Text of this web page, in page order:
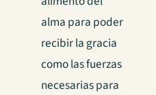
alma para poder
recibir la gracia
como las fuerzas
necesarias para